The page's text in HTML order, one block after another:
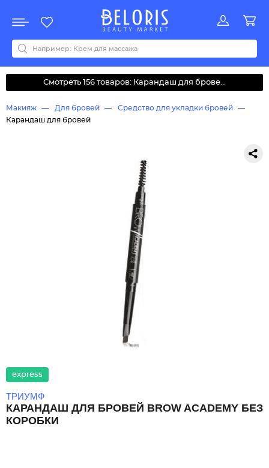
Акции
Все бренды
0-9ABCDEFGHIJKLMNOPQRSTUVWYZАБВДЗИМОКЛНПРСТУФ
Смотреть 156 товаров: Карандаш для брове...
Макияж Для бровей
Средство для укладки бровей
Карандаш для бровей
express
ТРИУМФ
КАРАНДАШ ДЛЯ БРОВЕЙ BROW ACADEMY БЕЗ
КОРОБКИ